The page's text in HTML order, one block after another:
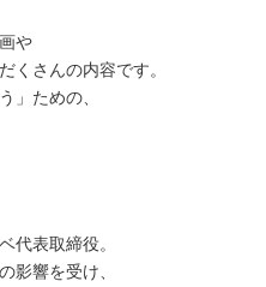
や
くさんの内容です。
」ための、
代表取締役。
影響を受け、